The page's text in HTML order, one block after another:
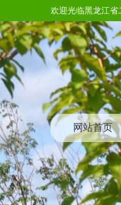
欢迎光临黑龙江省
网站首页